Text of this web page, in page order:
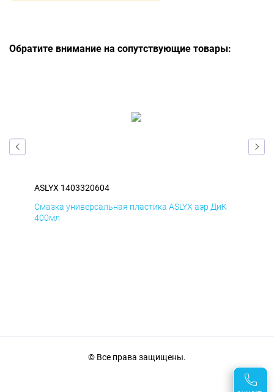
Обратите внимание на сопутствующие товары:
ASLYX 1403320604
Смазка универсальная пластика ASLYX аэр ДиК
400мл
© Все права защищены.